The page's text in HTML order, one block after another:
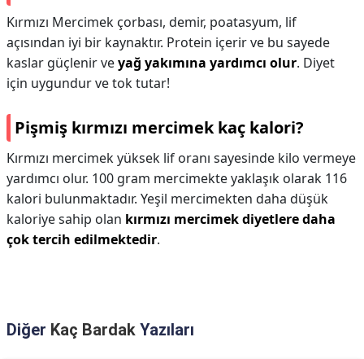
Kırmızı Mercimek çorbası, demir, poatasyum, lif
açısından iyi bir kaynaktır. Protein içerir ve bu sayede
kaslar güçlenir veyağ yakımına yardımcı olur. Diyet
için uygundur ve tok tutar!
Pişmiş kırmızı mercimek kaç kalori?
Kırmızı mercimek yüksek lif oranı sayesinde kilo vermeye
yardımcı olur. 100 gram mercimekte yaklaşık olarak 116
kalori bulunmaktadır. Yeşil mercimekten daha düşük
kaloriye sahip olan kırmızı mercimek diyetlere daha
çok tercih edilmektedir.
Diğer Kaç Bardak Yazıları